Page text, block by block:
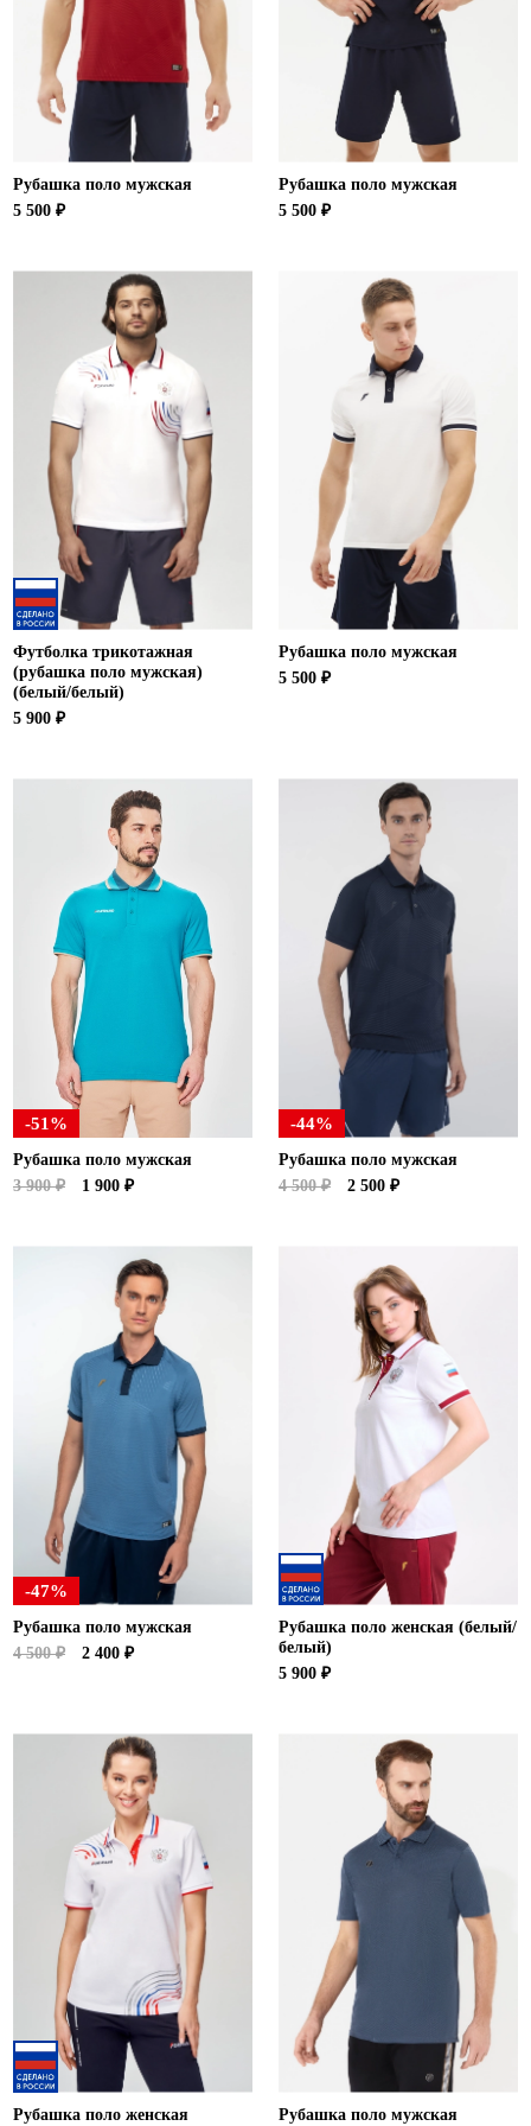
Ханты-Мансийский автономный округ (3)
Челябинская область (2)
Ямало-Ненецкий автономный округ (1)
Ярославская область (1)
Рубашка поло мужская
5 500 ₽
Рубашка поло мужская
5 500 ₽
Футболка трикотажная
(рубашка поло мужская)
(белый/белый)
5 900 ₽
Рубашка поло мужская
5 500 ₽
-51%
Рубашка поло мужская
3 900 ₽
1 900 ₽
-44%
Рубашка поло мужская
4 500 ₽
2 500 ₽
-47%
Рубашка поло мужская
4 500 ₽
2 400 ₽
Рубашка поло женская (белый/
белый)
5 900 ₽
Рубашка поло женская Рубашка поло мужская